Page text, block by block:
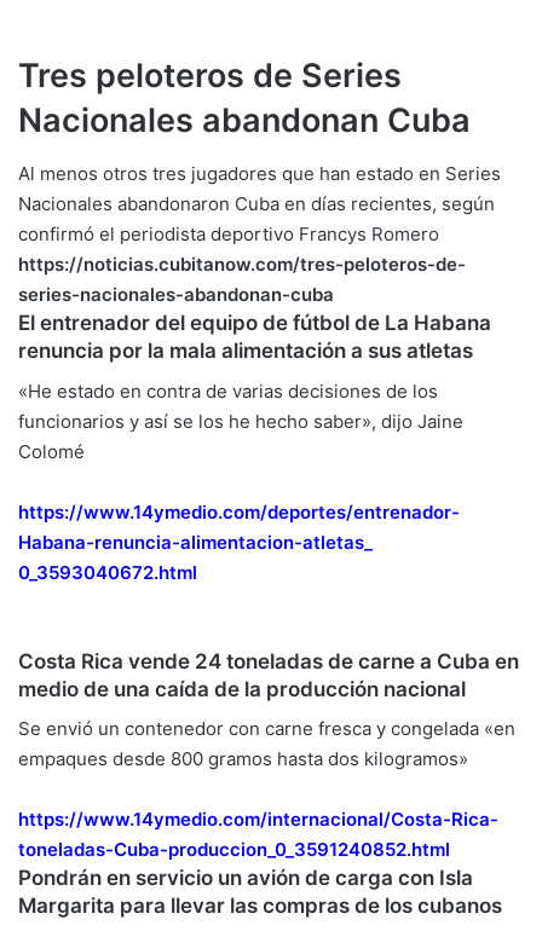
Tres peloteros de Series
Nacionales abandonan Cuba
Al menos otros tres jugadores que han estado en Series
Nacionales abandonaron Cuba en días recientes, según
confirmó el periodista deportivo Francys Romero
https://noticias.cubitanow.com/tres-peloteros-de-
series-nacionales-abandonan-cuba
El entrenador del equipo de fútbol de La Habana
renuncia por la mala alimentación a sus atletas
«He estado en contra de varias decisiones de los
funcionarios y así se los he hecho saber», dijo Jaine
Colomé
https://www.14ymedio.com/deportes/entrenador-
Habana-renuncia-alimentacion-atletas_
0_3593040672.html
Costa Rica vende 24 toneladas de carne a Cuba en
medio de una caída de la producción nacional
Se envió un contenedor con carne fresca y congelada «en
empaques desde 800 gramos hasta dos kilogramos»
https://www.14ymedio.com/internacional/Costa-Rica-
toneladas-Cuba-produccion_0_ 3591240852.html
Pondrán en servicio un avión de carga con Isla
Margarita para llevar las compras de los cubanos